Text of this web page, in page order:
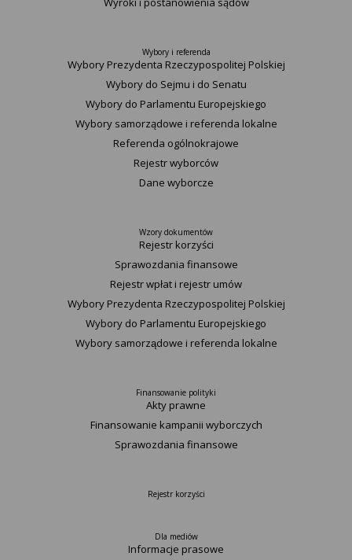
Wybory i referenda
Wybory Prezydenta Rzeczypospolitej Polskiej
Wybory do Sejmu i do Senatu
Wybory do Parlamentu Europejskiego
Wybory samorządowe i referenda lokalne
Referenda ogólnokrajowe
Rejestr wyborców
Dane wyborcze
Wzory dokumentów
Rejestr korzyści
Sprawozdania finansowe
Rejestr wpłat i rejestr umów
Wybory Prezydenta Rzeczypospolitej Polskiej
Wybory do Parlamentu Europejskiego
Wybory samorządowe i referenda lokalne
Finansowanie polityki
Akty prawne
Finansowanie kampanii wyborczych
Sprawozdania finansowe
Rejestr korzyści
Dla mediów
Informacje prasowe